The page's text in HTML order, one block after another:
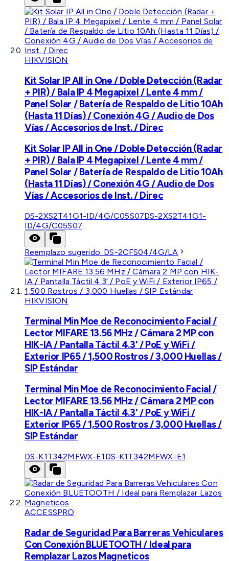
HIKVISION
Kit Solar IP All in One / Doble Detección (Radar
+ PIR) / Bala IP 4 Megapixel / Lente 4 mm /
Panel Solar / Batería de Respaldo de Litio 10Ah
(Hasta 11 Días) / Conexión 4G / Audio de Dos
Vías / Accesorios de Inst. / Direc
Kit Solar IP All in One / Doble Detección (Radar
+ PIR) / Bala IP 4 Megapixel / Lente 4 mm /
Panel Solar / Batería de Respaldo de Litio 10Ah
(Hasta 11 Días) / Conexión 4G / Audio de Dos
Vías / Accesorios de Inst. / Direc
DS-2XS2T41G1-ID/4G/C05S07DS-2XS2T41G1-
ID/4G/C05S07
Reemplazo sugerido: DS-2CFS04/4G/LA
HIKVISION
Terminal Min Moe de Reconocimiento Facial /
Lector MIFARE 13.56 MHz / Cámara 2 MP con
HIK-IA / Pantalla Táctil 4.3' / PoE y WiFi /
Exterior IP65 / 1,500 Rostros / 3,000 Huellas /
SIP Estándar
Terminal Min Moe de Reconocimiento Facial /
Lector MIFARE 13.56 MHz / Cámara 2 MP con
HIK-IA / Pantalla Táctil 4.3' / PoE y WiFi /
Exterior IP65 / 1,500 Rostros / 3,000 Huellas /
SIP Estándar
DS-K1T342MFWX-E1 DS-K1T342MFWX-E1
ACCESSPRO
Radar de Seguridad Para Barreras Vehiculares
Con Conexión BLUETOOTH / Ideal para
Remplazar Lazos Magneticos